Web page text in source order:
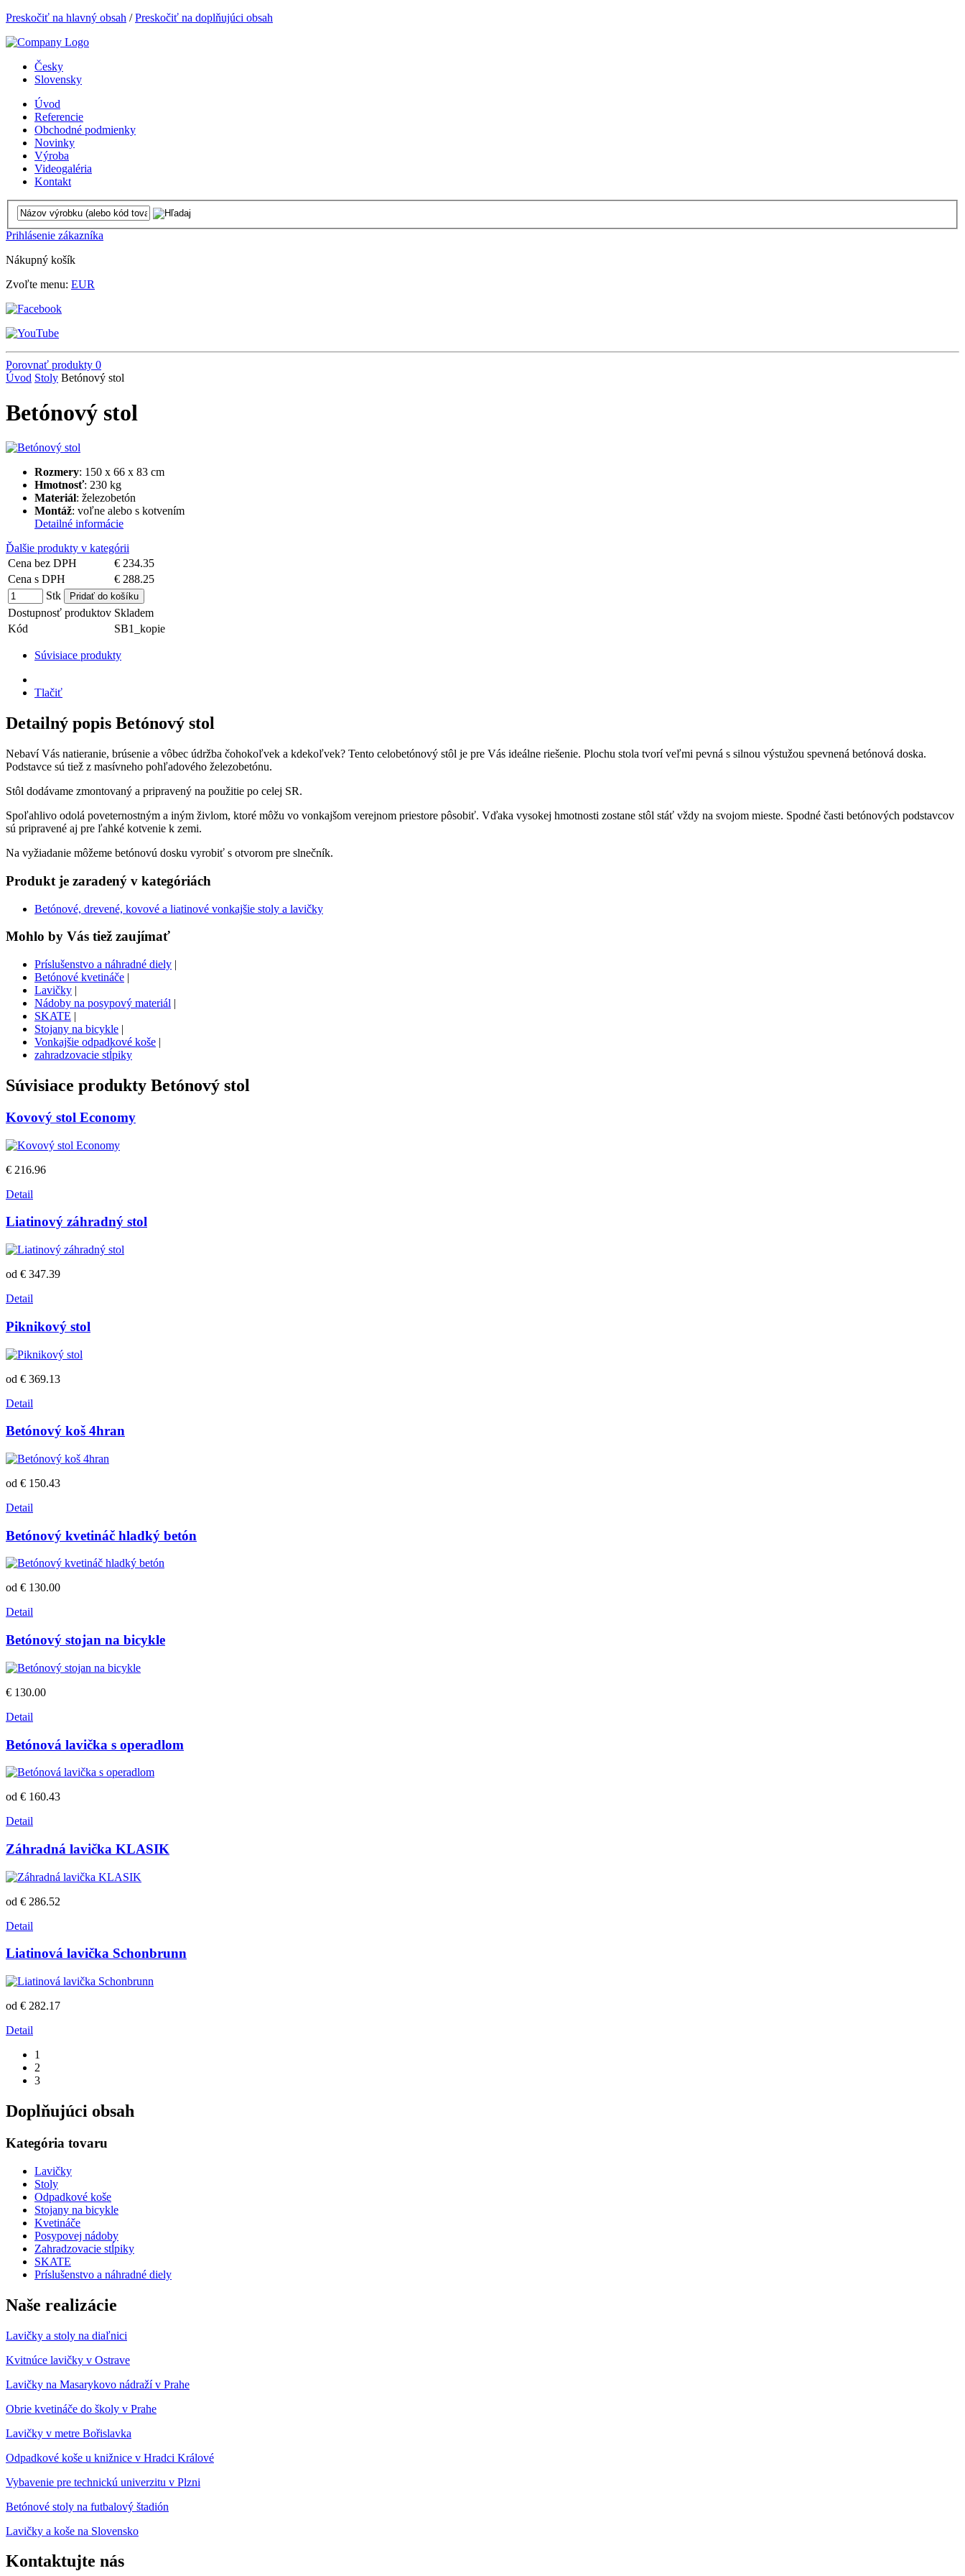
Preskočiť na hlavný obsah /Preskočiť na doplňujúci obsah
Česky
Slovensky
Úvod
Referencie
Obchodné podmienky
Novinky
Výroba
Videogaléria
Kontakt
Prihlásenie zákazníka
Nákupný košík
Zvoľte menu: EUR
Porovnať produkty 0
Úvod Stoly Betónový stol
Betónový stol
Rozmery: 150 x 66 x 83 cm
Hmotnosť: 230 kg
Materiál: železobetón
Montáž: voľne alebo s kotvením
Detailné informácie
Ďalšie produkty v kategórii
Cena bez DPH
€ 234.35
Cena s DPH
€ 288.25
Stk
Dostupnosť produktov Skladem
Kód
SB1_kopie
Súvisiace produkty
Tlačiť
Detailný popis Betónový stol
Nebaví Vás natieranie, brúsenie a vôbec údržba čohokoľvek a kdekoľvek? Tento celobetónový stôl je pre Vás ideálne riešenie. Plochu stola tvorí veľmi pevná s silnou výstužou spevnená betónová doska.
Podstavce sú tiež z masívneho pohľadového železobetónu.
Stôl dodávame zmontovaný a pripravený na použitie po celej SR.
Spoľahlivo odolá poveternostným a iným živlom, ktoré môžu vo vonkajšom verejnom priestore pôsobiť. Vďaka vysokej hmotnosti zostane stôl stáť vždy na svojom mieste. Spodné časti betónových podstavcov
sú pripravené aj pre ľahké kotvenie k zemi.
Na vyžiadanie môžeme betónovú dosku vyrobiť s otvorom pre slnečník.
Produkt je zaradený v kategóriách
Betónové, drevené, kovové a liatinové vonkajšie stoly a lavičky
Mohlo by Vás tiež zaujímať
Príslušenstvo a náhradné diely |
Betónové kvetináče |
Lavičky |
Nádoby na posypový materiál |
SKATE |
Stojany na bicykle |
Vonkajšie odpadkové koše |
zahradzovacie stĺpiky
Súvisiace produkty Betónový stol
Kovový stol Economy
€ 216.96
Detail
Liatinový záhradný stol
od € 347.39
Detail
Piknikový stol
od € 369.13
Detail
Betónový koš 4hran
od € 150.43
Detail
Betónový kvetináč hladký betón
od € 130.00
Detail
Betónový stojan na bicykle
€ 130.00
Detail
Betónová lavička s operadlom
od € 160.43
Detail
Záhradná lavička KLASIK
od € 286.52
Detail
Liatinová lavička Schonbrunn
od € 282.17
Detail
1
2
3
Doplňujúci obsah
Kategória tovaru
Lavičky
Stoly
Odpadkové koše
Stojany na bicykle
Kvetináče
Posypovej nádoby
Zahradzovacie stĺpiky
SKATE
Príslušenstvo a náhradné diely
Naše realizácie
Lavičky a stoly na diaľnici
Kvitnúce lavičky v Ostrave
Lavičky na Masarykovo nádraží v Prahe
Obrie kvetináče do školy v Prahe
Lavičky v metre Bořislavka
Odpadkové koše u knižnice v Hradci Králové
Vybavenie pre technickú univerzitu v Plzni
Betónové stoly na futbalový štadión
Lavičky a koše na Slovensko
Kontaktujte nás